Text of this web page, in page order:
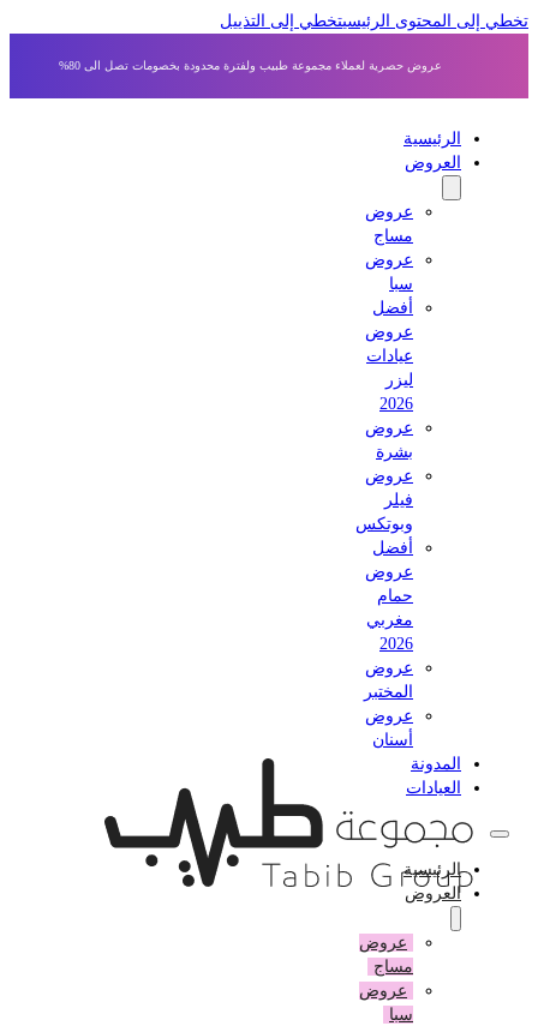
إلى المحتوى الرئيسي تخطي إلى التذييل
عروض حصرية لعملاء مجموعة طبيب ولفترة محدودة بخصومات تصل الى 80%
الرئيسية
العروض
عروض
مساج
عروض
أفضل
عروض
عيادات
عروض
بشرة
عروض
وبوتكس
أفضل
عروض
حمام
مغربي
عروض
المختبر
عروض
أسنان
المدونة
العيادات
الرئيسية
العروض
عروض
مساج
عروض